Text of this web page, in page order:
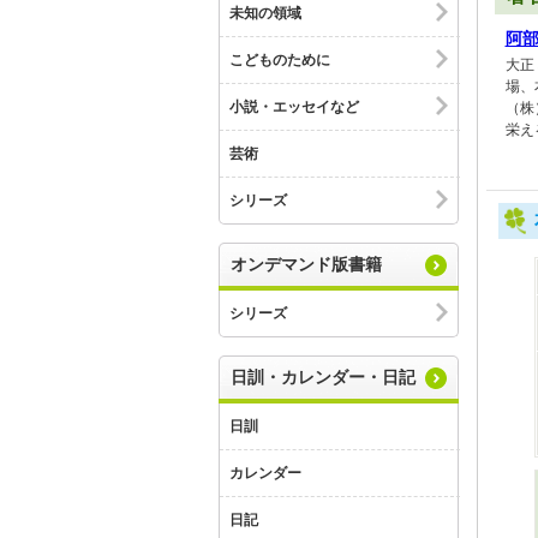
未知の領域
こどものために
小説・エッセイなど
芸術
シリーズ
オンデマンド版書籍
シリーズ
日訓・カレンダー・日記
日訓
カレンダー
日記
阿
大
場、
（
栄え